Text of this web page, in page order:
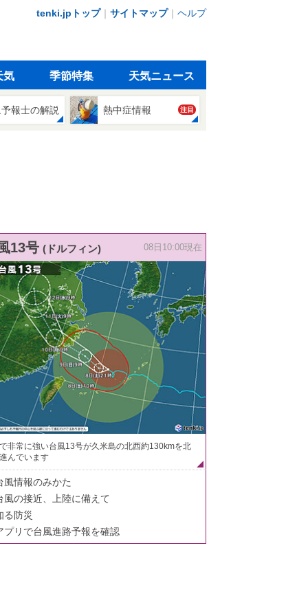
tenki.jpトップ｜ サイトマップ｜ ヘルプ
気 季節特集 天気ニュース
報士の解説 熱中症情報 注目
13号 (ドルフィン) 08日10:00現在
非常に強い台風13号が久米島の北西約130kmを北
んでいます
風情報のみかた
風の接近、上陸に備えて
る防災
プリで台風進路予報を確認